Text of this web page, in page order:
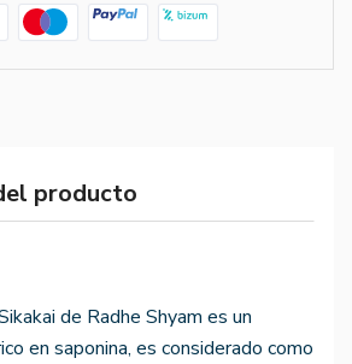
producto
de Radhe Shyam es un
en saponina, es considerado como